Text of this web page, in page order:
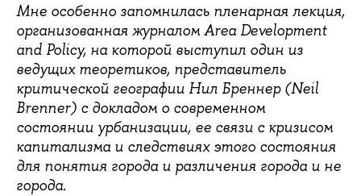
Мне особенно запомнилась пленарная лекция,
организованная журналом Area Development
and Policy, на которой выступил один из
ведущих теоретиков, представитель
критической географии Нил Бреннер (Neil
Brenner) с докладом о современном
состоянии урбанизации, ее связи с кризисом
капитализма и следствиях этого состояния
для понятия города и различения города и не
города.